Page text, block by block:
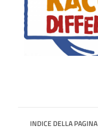
INDICE DELLA PAGINA